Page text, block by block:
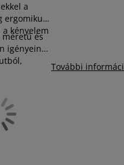
a
ergomikus
kényelem
méretű és
igényeinek
További